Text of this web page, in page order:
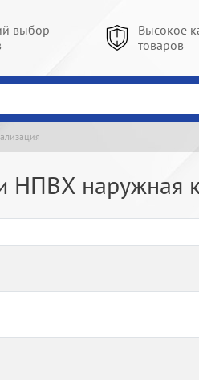
выбор
Высокое
товаров
НПВХ наружная